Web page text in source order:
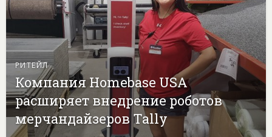
РИТЕЙЛ
Компания Homebase USA
расширяет внедрение роботов
мерчандайзеров Tally